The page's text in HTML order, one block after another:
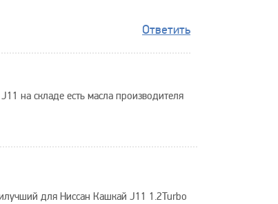
Ответить
на складе есть масла производителя
для Ниссан Кашкай J11 1.2Turbo